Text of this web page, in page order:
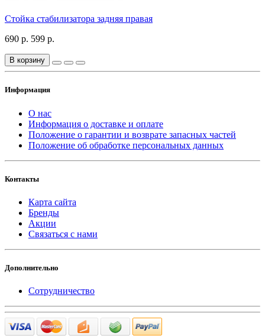
Стойка стабилизатора задняя правая
690 р. 599 р.
В корзину
Информация
О нас
Информация о доставке и оплате
Положение о гарантии и возврате запасных частей
Положение об обработке персональных данных
Контакты
Карта сайта
Бренды
Акции
Связаться с нами
Дополнительно
Сотрудничество